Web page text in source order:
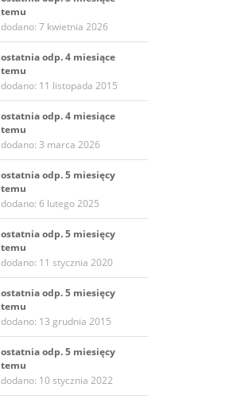
temu
dodano: 7 kwietnia 2026
ostatnia odp. 4 miesiące
temu
dodano: 11 listopada 2015
ostatnia odp. 4 miesiące
temu
dodano: 3 marca 2026
ostatnia odp. 5 miesięcy
temu
dodano: 6 lutego 2025
ostatnia odp. 5 miesięcy
temu
dodano: 11 stycznia 2020
ostatnia odp. 5 miesięcy
temu
dodano: 13 grudnia 2015
ostatnia odp. 5 miesięcy
temu
dodano: 10 stycznia 2022